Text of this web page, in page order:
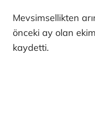
Mevsimsellikten
önceki ay olan
kaydetti.